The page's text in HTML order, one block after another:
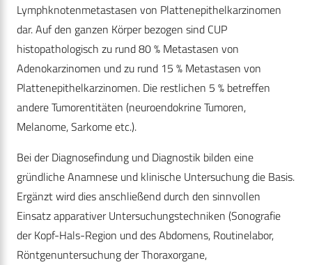
Lymphknotenmetastasen von Plattenepithelkarzinomen
dar. Auf den ganzen Körper bezogen sind CUP
histopathologisch zu rund 80 % Metastasen von
Adenokarzinomen und zu rund 15 % Metastasen von
Plattenepithelkarzinomen. Die restlichen 5 % betreffen
andere Tumorentitäten (neuroendokrine Tumoren,
Melanome, Sarkome etc.).
Bei der Diagnosefindung und Diagnostik bilden eine
gründliche Anamnese und klinische Untersuchung die Basis.
Ergänzt wird dies anschließend durch den sinnvollen
Einsatz apparativer Untersuchungstechniken (Sonografie
der Kopf-Hals-Region und des Abdomens, Routinelabor,
Röntgenuntersuchung der Thoraxorgane,